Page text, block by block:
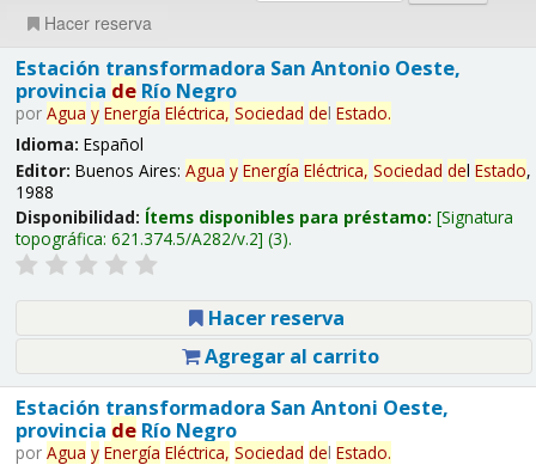
Hacer reserva
Estación transformadora San Antonio Oeste,
provincia deRío Negro
por Agua y Energía Eléctrica, Sociedad del Estado.
Idioma: Español
Editor: Buenos Aires: Agua y Energía Eléctrica, Sociedad del Estado,
1988
Disponibilidad: Ítems disponibles para préstamo: Signatura
topográfica: 621.374.5/A282/v.2 (3).
Hacer reserva
Agregar al carrito
Estación transformadora San Antoni Oeste,
provincia deRío Negro
por Agua y Energía Eléctrica, Sociedad del Estado.